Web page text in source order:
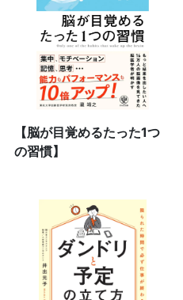
【脳が目覚めるたった1つ
の習慣】